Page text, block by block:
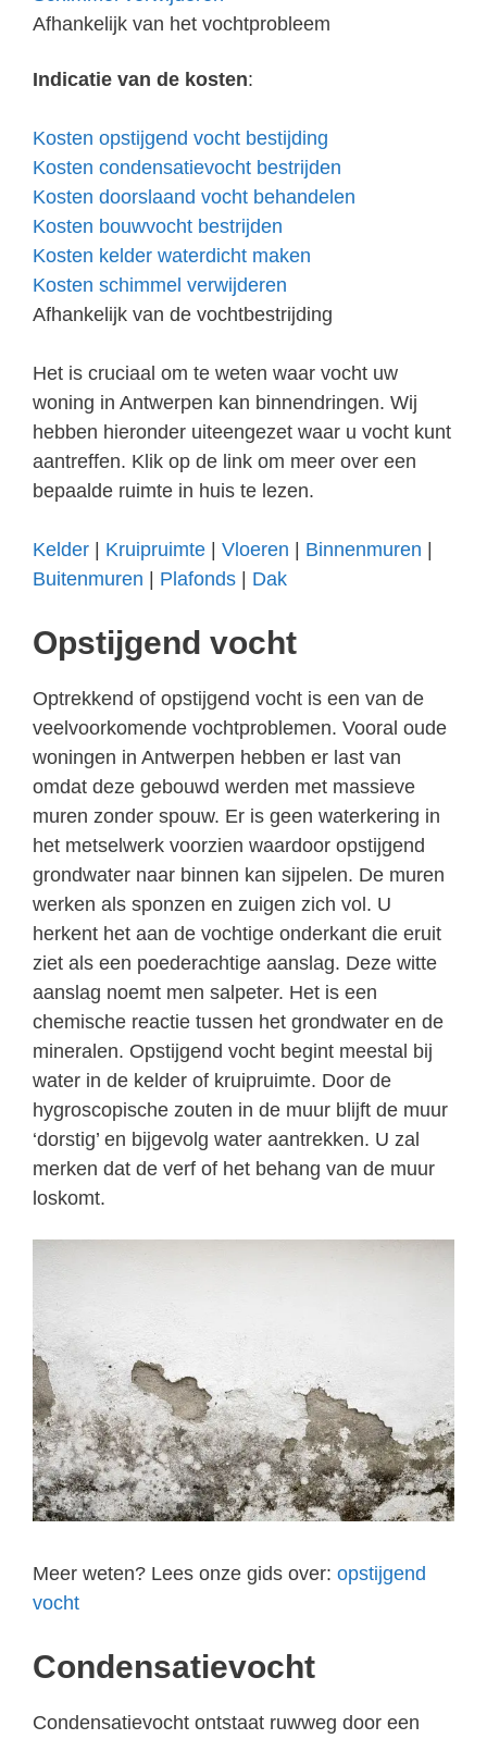
Afhankelijk van het vochtprobleem
Indicatie van de kosten:
Kosten opstijgend vocht bestijding
Kosten condensatievocht bestrijden
Kosten doorslaand vocht behandelen
Kosten bouwvocht bestrijden
Kosten kelder waterdicht maken
Kosten schimmel verwijderen
Afhankelijk van de vochtbestrijding
Het is cruciaal om te weten waar vocht uw
woning in Antwerpen kan binnendringen. Wij
hebben hieronder uiteengezet waar u vocht kunt
aantreffen. Klik op de link om meer over een
bepaalde ruimte in huis te lezen.
Kelder Kruipruimte Vloeren Binnenmuren
Buitenmuren
Plafonds Dak
Opstijgend vocht
Optrekkend of opstijgend vocht is een van de
veelvoorkomende vochtproblemen. Vooral oude
woningen in Antwerpen hebben er last van
omdat deze gebouwd werden met massieve
muren zonder spouw. Er is geen waterkering in
het metselwerk voorzien waardoor opstijgend
grondwater naar binnen kan sijpelen. De muren
werken als sponzen en zuigen zich vol. U
herkent het aan de vochtige onderkant die eruit
ziet als een poederachtige aanslag. Deze witte
aanslag noemt men salpeter. Het is een
chemische reactie tussen het grondwater en de
mineralen. Opstijgend vocht begint meestal bij
water in de kelder of kruipruimte. Door de
hygroscopische zouten in de muur blijft de muur
‘dorstig’ en bijgevolg water aantrekken. U zal
merken dat de verf of het behang van de muur
loskomt.
Meer weten? Lees onze gids over: opstijgend
vocht
Condensatievocht
Condensatievocht ontstaat ruwweg door een